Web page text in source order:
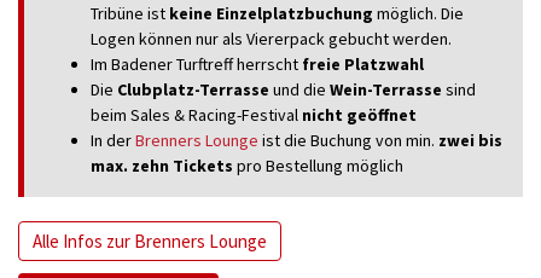
Tribüne ist keine Einzelplatzbuchung möglich. Die
Logen können nur als Viererpack gebucht werden.
Im Badener Turftreff herrscht freie Platzwahl
Die Clubplatz-Terrasse und die Wein-Terrasse sind
beim Sales & Racing-Festival nicht geöffnet
In derBrenners Lounge ist die Buchung von min. zwei bis
max. zehn Tickets pro Bestellung möglich
Alle Infos zur Brenners Lounge